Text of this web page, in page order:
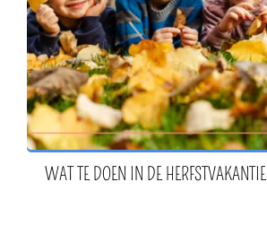
WAT TE DOEN IN DE HERFSTVAKANTIE